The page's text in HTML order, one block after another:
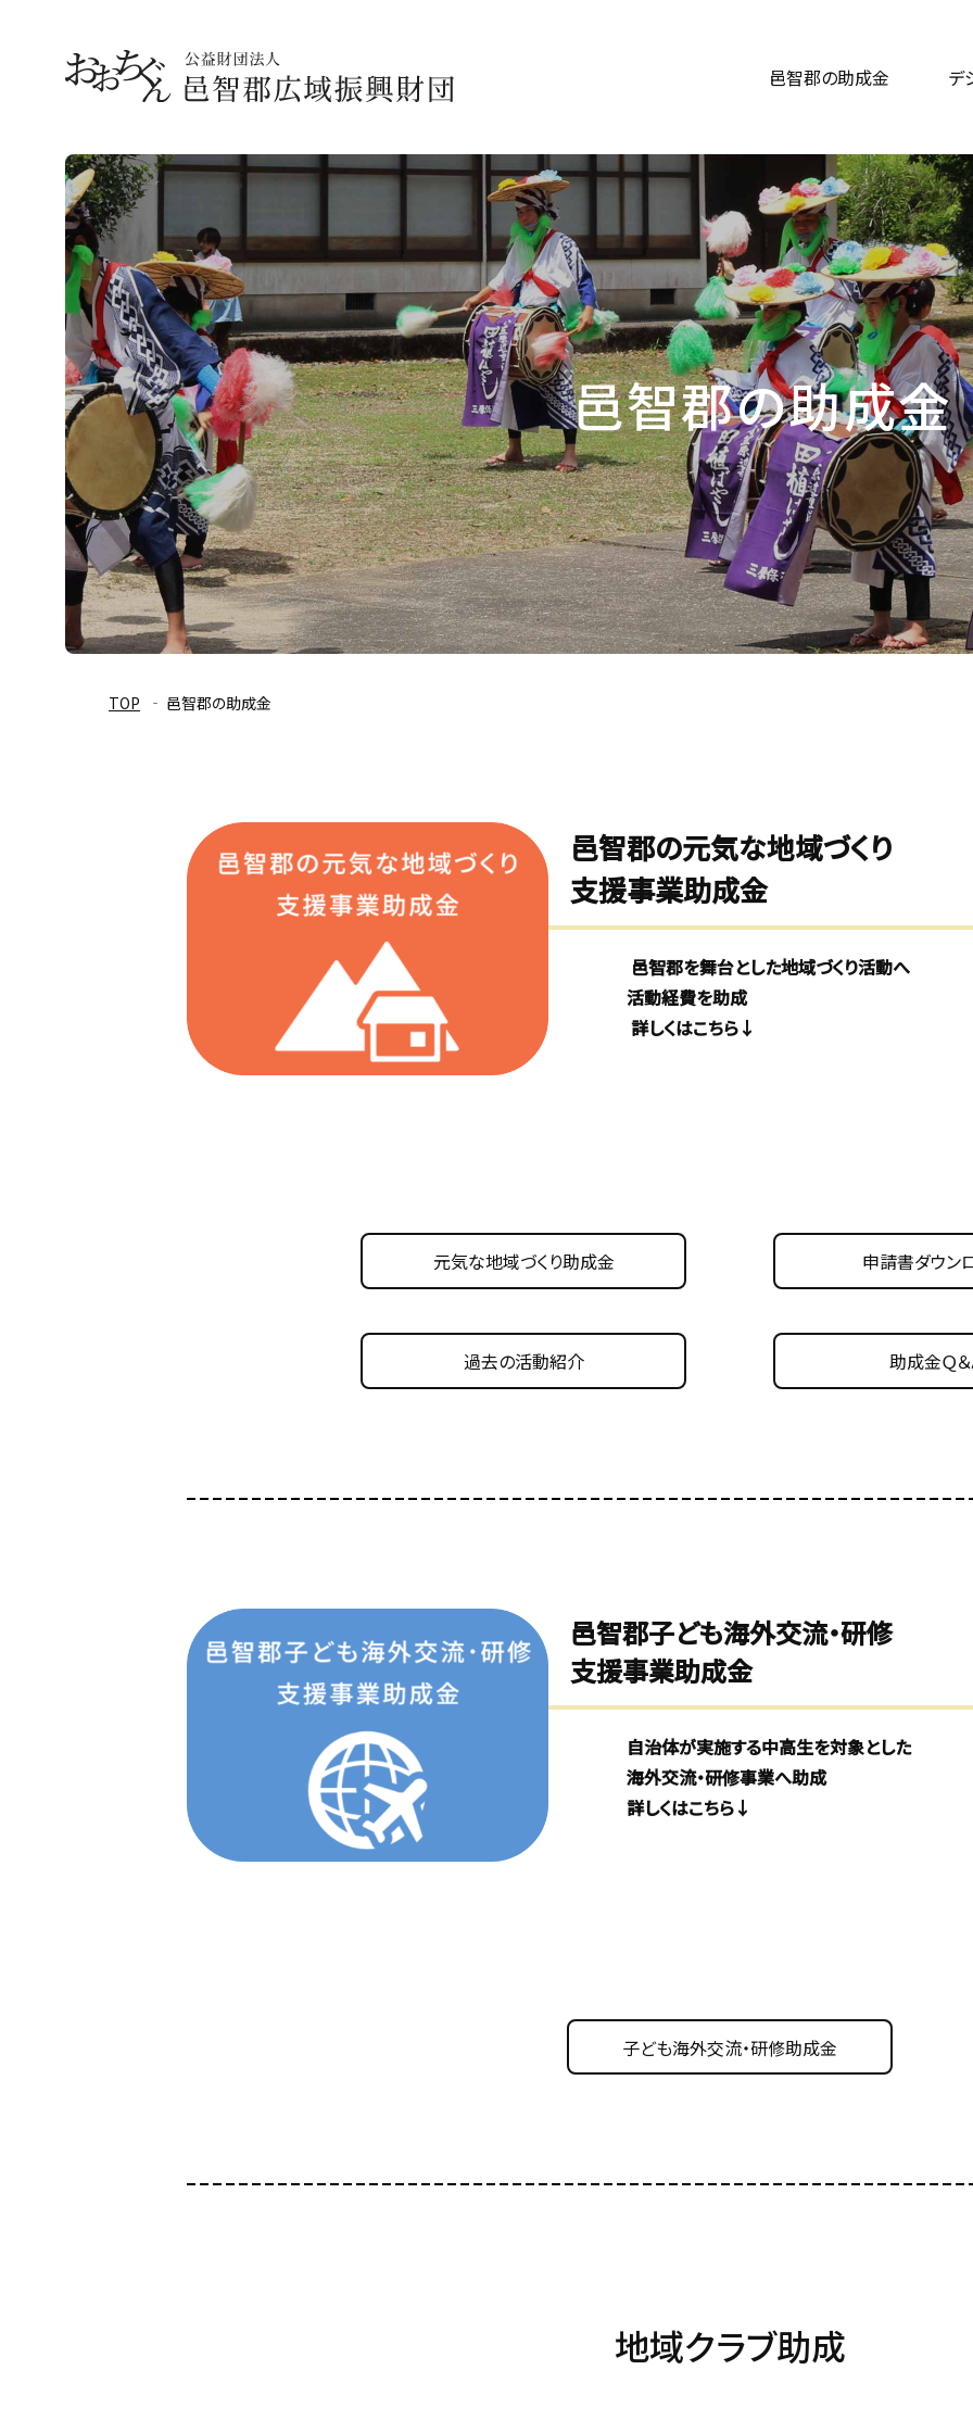
邑智郡の助成金 デ
邑智郡の助成金
TOP 邑智郡の助成金
邑智郡の元気な地域づくり
支援事業助成金
邑智郡を舞台とした地域づくり活動へ
活動経費を助成
詳しくはこちら↓
元気な地域づくり助成金 申請書ダウン
過去の活動紹介 助成金Ｑ＆
邑智郡子ども海外交流・研修
支援事業助成金
自治体が実施する中高生を対象とした
海外交流・研修事業へ助成
詳しくはこちら↓
子ども海外交流・研修助成金
地域クラブ助成